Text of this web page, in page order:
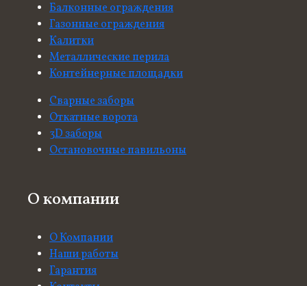
Балконные ограждения
Газонные ограждения
Калитки
Металлические перила
Контейнерные площадки
Сварные заборы
Откатные ворота
3D заборы
Остановочные павильоны
О компании
О Компании
Наши работы
Гарантия